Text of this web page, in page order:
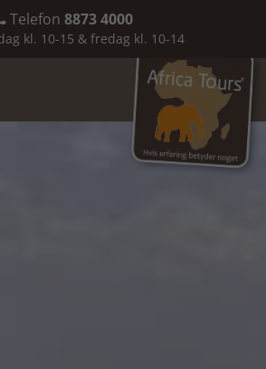
Telefon 8873 4000
kl. 10-15 & fredag kl. 10-14